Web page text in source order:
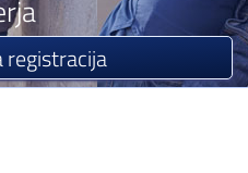
registracija